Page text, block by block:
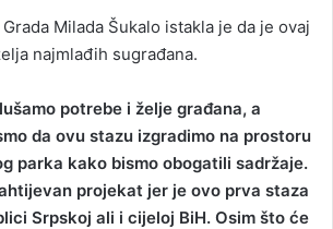
Milada Šukalo istakla je da je ovaj
najmlađih sugrađana.
potrebe i želje građana, a
da ovu stazu izgradimo na prostoru
parka kako bismo obogatili sadržaje.
projekat jer je ovo prva staza
Srpskoj ali i cijeloj BiH. Osim što će